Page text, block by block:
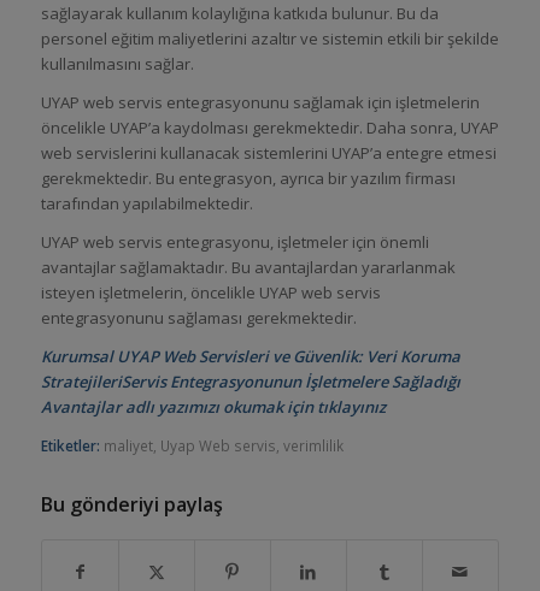
sağlayarak kullanım kolaylığına katkıda bulunur. Bu da
personel eğitim maliyetlerini azaltır ve sistemin etkili bir şekilde
kullanılmasını sağlar.
UYAP web servis entegrasyonunu sağlamak için işletmelerin
öncelikle UYAP’a kaydolması gerekmektedir. Daha sonra, UYAP
web servislerini kullanacak sistemlerini UYAP’a entegre etmesi
gerekmektedir. Bu entegrasyon, ayrıca bir yazılım firması
tarafından yapılabilmektedir.
UYAP web servis entegrasyonu, işletmeler için önemli
avantajlar sağlamaktadır. Bu avantajlardan yararlanmak
isteyen işletmelerin, öncelikle UYAP web servis
entegrasyonunu sağlaması gerekmektedir.
Kurumsal UYAP Web Servisleri ve Güvenlik: Veri Koruma
StratejileriServis Entegrasyonunun İşletmelere Sağladığı
Avantajlar adlı yazımızı okumak için tıklayınız
Etiketler: maliyet, Uyap Web servis verimlilik
Bu gönderiyi paylaş